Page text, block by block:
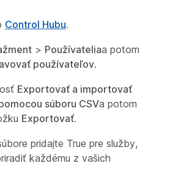
Control Hubu.
> Používateliaa potom
používateľov.
Exportovať a importovať
súboru CSVa potom
Exportovať.
pridajte True pre služby,
každému z vašich